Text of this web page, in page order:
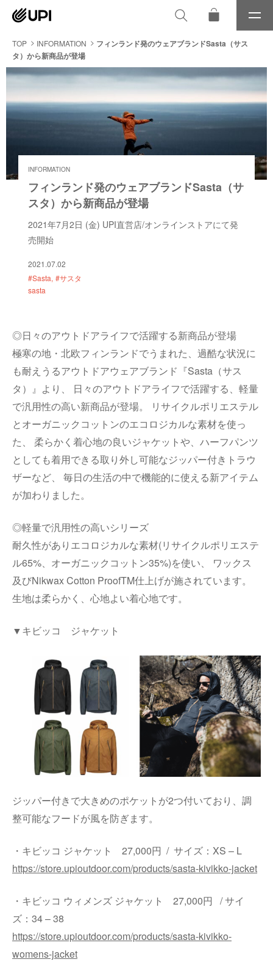
メ
ニ
TOP INFORMATION
フィンランド発のウェアブランドSasta（サス
タ）から新商品が登場
INFORMATION
フィンランド発のウェアブランドSasta（サ
スタ）から新商品が登場
2021年7月2日 (金) UPI直営店/オンラインストアにて発
売開始
2021.07.02
#Sasta #サスタ
sasta
◎日々のアウトドアライフで活躍する新商品が登場
極寒の地・北欧フィンランドでうまれた、過酷な状況に
も耐えうるアウトドアウェアブランド『Sasta（サス
タ）』より、 日々のアウトドアライフで活躍する、軽量
で汎用性の高い新商品が登場。 リサイクルポリエステル
とオーガニックコットンのエコロジカルな素材を使っ
た、 柔らかく着心地の良いジャケットや、ハーフパンツ
としても着用できる取り外し可能なジッパー付きトラウ
ザーなど、 毎日の生活の中で機能的に使える新アイテム
が加わりました。
◎軽量で汎用性の高いシリーズ
耐久性がありエコロジカルな素材(リサイクルポリエステ
ル65%、オーガニックコットン35%)を使い、 ワックス
及びNikwax Cotton ProofTM仕上げが施されています。
生地は柔らかく、心地よい着心地です。
▼キビッコ ジャケット
ジッパー付きで大きめのポケットが2つ付いており、調
整可能なフードが風を防ぎます。
・キビッコ ジャケット 27,000円 / サイズ：XS – L
https://store.upioutdoor.com/products/sasta-kivikko-jacket
・キビッコ ウィメンズ ジャケット 27,000円 / サイ
ズ：34 – 38
https://store.upioutdoor.com/products/sasta-kivikko-
womens-jacket